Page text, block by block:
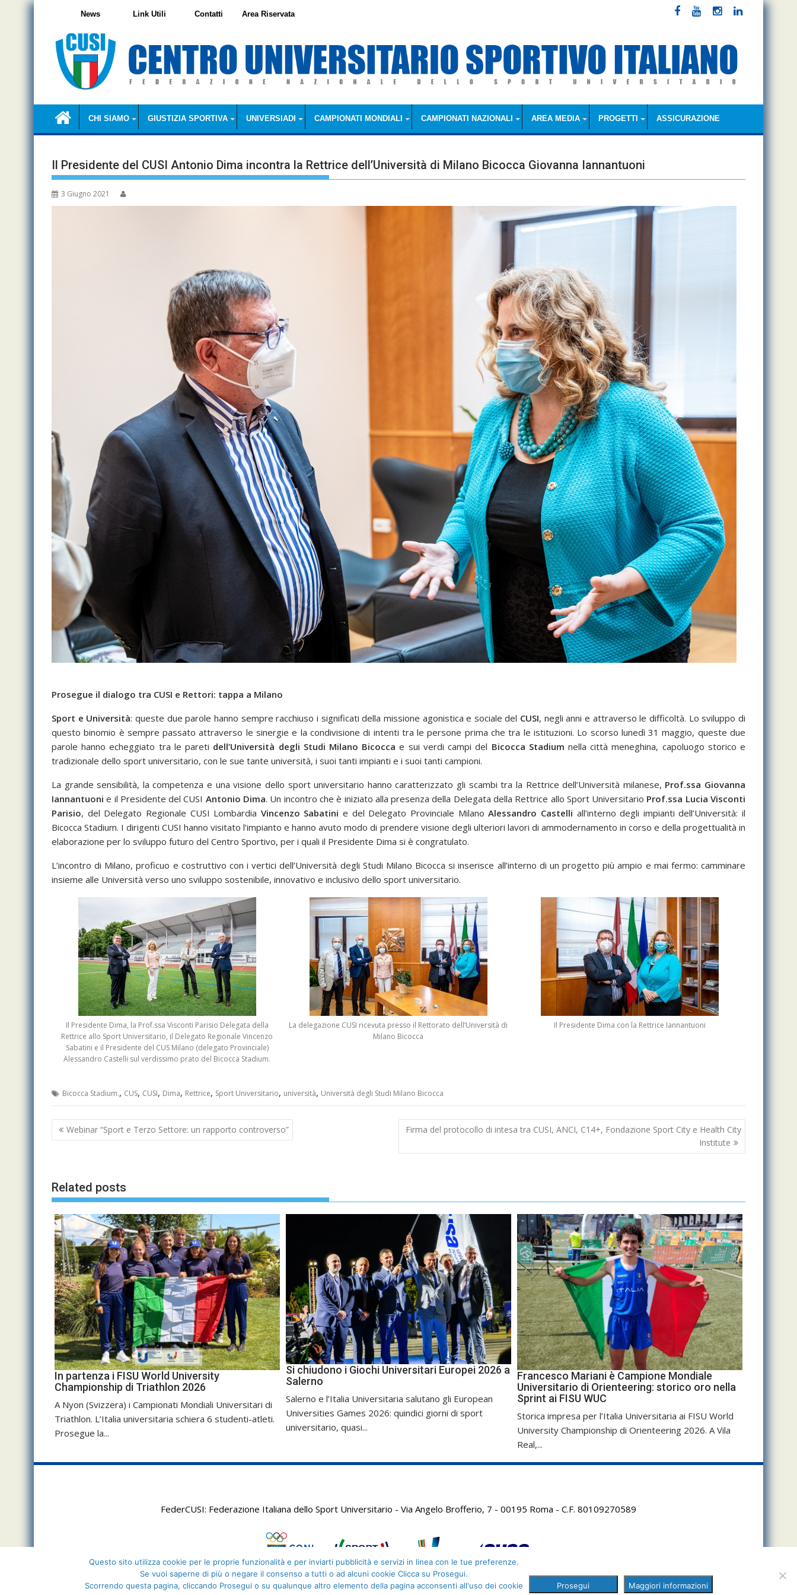
Skip
CHI SIAMO GIUSTIZIA SPORTIVA UNIVERSIADI CAMPIONATI MONDIALI CAMPIONATI NAZIONALI AREA MEDIA PROGETTI ASSICURAZIONE
News Link Utili Contatti Area Riservata
Il Presidente del CUSI Antonio Dima incontra la Rettrice dell’Università di Milano Bicocca Giovanna Iannantuoni
3 Giugno 2021
Prosegue il dialogo tra CUSI e Rettori: tappa a Milano
Sport e Università: queste due parole hanno sempre racchiuso i significati della missione agonistica e sociale del CUSI, negli anni e attraverso le difficoltà. Lo sviluppo di
questo binomio è sempre passato attraverso le sinergie e la condivisione di intenti tra le persone prima che tra le istituzioni. Lo scorso lunedì 31 maggio, queste due
parole hanno echeggiato tra le pareti dell’Università degli Studi Milano Bicocca e sui verdi campi del Bicocca Stadium nella città meneghina, capoluogo storico e
tradizionale dello sport universitario, con le sue tante università, i suoi tanti impianti e i suoi tanti campioni.
La grande sensibilità, la competenza e una visione dello sport universitario hanno caratterizzato gli scambi tra la Rettrice dell’Università milanese, Prof.ssa Giovanna
Iannantuoni e il Presidente del CUSI Antonio Dima. Un incontro che è iniziato alla presenza della Delegata della Rettrice allo Sport Universitario Prof.ssa Lucia Visconti
Parisio, del Delegato Regionale CUSI Lombardia Vincenzo Sabatini e del Delegato Provinciale MilanoAlessandro Castelli all’interno degli impianti dell’Università: il
Bicocca Stadium. I dirigenti CUSI hanno visitato l’impianto e hanno avuto modo di prendere visione degli ulteriori lavori di ammodernamento in corso e della progettualità in
elaborazione per lo sviluppo futuro del Centro Sportivo, per i quali il Presidente Dima si è congratulato.
L’incontro di Milano, proficuo e costruttivo con i vertici dell’Università degli Studi Milano Bicocca si inserisce all’interno di un progetto più ampio e mai fermo: camminare
insieme alle Università verso uno sviluppo sostenibile, innovativo e inclusivo dello sport universitario.
Il Presidente Dima, la Prof.ssa Visconti Parisio Delegata della
Rettrice allo Sport Universitario, il Delegato Regionale Vincenzo
Sabatini e il Presidente del CUS Milano (delegato Provinciale)
Alessandro Castelli sul verdissimo prato del Bicocca Stadium.
La delegazione CUSI ricevuta presso il Rettorato dell’Università di
Milano Bicocca
Il Presidente Dima con la Rettrice Iannantuoni
Bicocca Stadium., CUS, CUSI, Dima, Rettrice, Sport Universitario, università, Università degli Studi Milano Bicocca
Navigazione
articoli
Webinar “Sport e Terzo Settore: un rapporto controverso”
Firma del protocollo di intesa tra CUSI, ANCI, C14+, Fondazione Sport City e Health City
Institute
Related posts
In partenza i FISU World University
Championship di Triathlon 2026
A Nyon (Svizzera) i Campionati Mondiali Universitari di
Triathlon. L’Italia universitaria schiera 6 studenti-atleti.
Prosegue la...
Si chiudono i Giochi Universitari Europei 2026 a
Salerno
Salerno e l’Italia Universitaria salutano gli European
Universities Games 2026: quindici giorni di sport
universitario, quasi...
Francesco Mariani è Campione Mondiale
Universitario di Orienteering: storico oro nella
Sprint ai FISU WUC
Storica impresa per l’Italia Universitaria ai FISU World
University Championship di Orienteering 2026. A Vila
Real,...
FederCUSI: Federazione Italiana dello Sport Universitario - Via Angelo Brofferio, 7 - 00195 Roma - C.F. 80109270589
Questo sito utilizza cookie per le proprie funzionalità e per inviarti pubblicità e servizi in linea con le tue preferenze.
Se vuoi saperne di più o negare il consenso a tutti o ad alcuni cookie Clicca su Prosegui.
Scorrendo questa pagina, cliccando Prosegui o su qualunque altro elemento della pagina acconsenti all'uso dei cookie
Prosegui Maggiori informazioni